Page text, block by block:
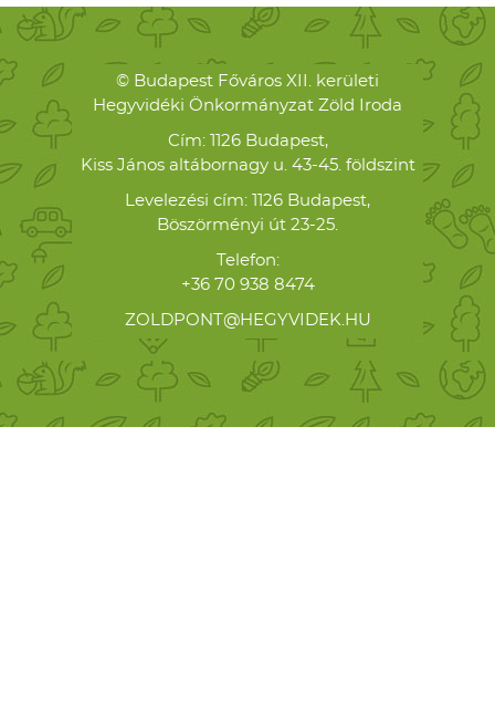
© Budapest Főváros XII. kerületi
Hegyvidéki Önkormányzat Zöld Iroda
Cím: 1126 Budapest,
Kiss János altábornagy u. 43-45. földszint
Levelezési cím: 1126 Budapest,
Böszörményi út 23-25.
Telefon:
+36 70 938 8474
ZOLDPONT@HEGYVIDEK.HU